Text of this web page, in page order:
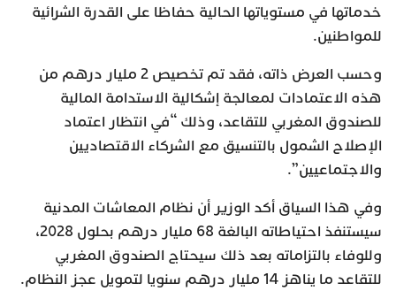
خدماتها في مستوياتها الحالية حفاظا على القدرة الشرائية
للمواطنين.
وحسب العرض ذاته، فقد تم تخصيص 2 مليار درهم من
هذه الاعتمادات لمعالجة إشكالية الاستدامة المالية
للصندوق المغربي للتقاعد، وذلك “في انتظار اعتماد
الإصلاح الشمول بالتنسيق مع الشركاء الاقتصاديين
والاجتماعيين”.
وفي هذا السياق أكد الوزير أن نظام المعاشات المدنية
سيستنفذ احتياطاته البالغة 68 مليار درهم بحلول 2028،
وللوفاء بالتزاماته بعد ذلك سيحتاج الصندوق المغربي
للتقاعد ما يناهز 14 مليار درهم سنويا لتمويل عجز النظام.